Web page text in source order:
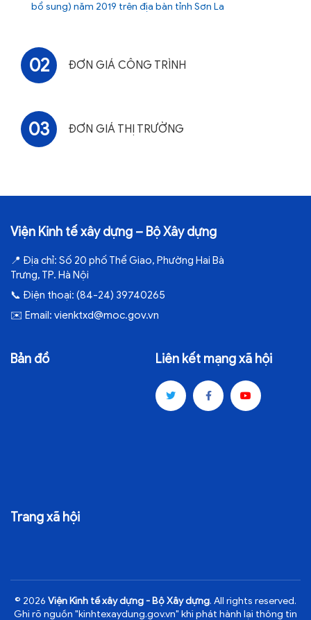
bổ sung) năm 2019 trên địa bàn tỉnh Sơn La
02 ĐƠN GIÁ CÔNG TRÌNH
03 ĐƠN GIÁ THỊ TRƯỜNG
Viện Kinh tế xây dựng – Bộ Xây dựng
📍 Địa chỉ: Số 20 phố Thể Giao, Phường Hai Bà
Trưng, TP. Hà Nội
📞 Điện thoại: (84-24) 39740265
✉️ Email: vienktxd@moc.gov.vn
Bản đồ Liên kết mạng xã hội
Trang xã hội
© 2026 Viện Kinh tế xây dựng - Bộ Xây dựng. All rights reserved.
Ghi rõ nguồn "kinhtexaydung.gov.vn" khi phát hành lại thông tin